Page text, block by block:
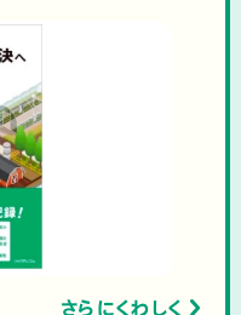
さらにくわしく